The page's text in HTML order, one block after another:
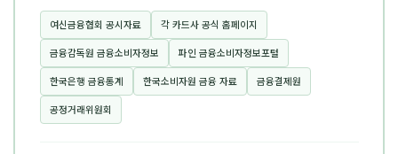
여신금융협회 공시자료 각 카드사 공식 홈페이지
금융감독원 금융소비자정보 파인 금융소비자정보포털
한국은행 금융통계 한국소비자원 금융 자료 금융결제원
공정거래위원회